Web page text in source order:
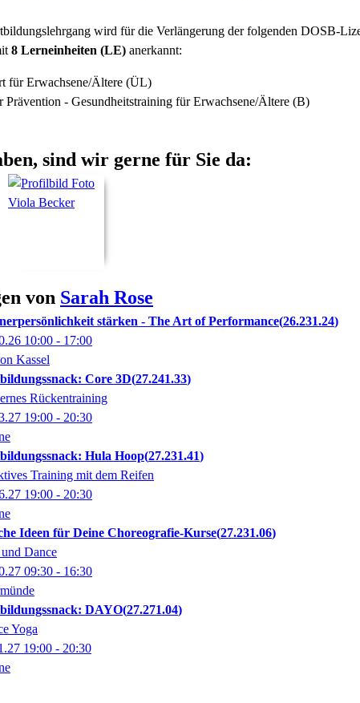
wird für die Verlängerung der folgenden DOSB-
8 Lerneinheiten (LE) anerkannt:
für Erwachsene/Ältere (ÜL)
- Gesundheitstraining für Erwachsene/Ältere (B)
sind wir gerne für Sie da:
von Sarah Rose
stärken - The Art of Performance 26.231.24
10:00 - 17:00
Kassel
Core 3D 27.241.33
Rückentraining
19:00 - 20:30
Hula Hoop 27.231.41
Training mit dem Reifen
19:00 - 20:30
Ideen für Deine Choreografie-Kurse 27.231.06
und Dance
09:30 - 16:30
DAYO 27.271.04
Yoga
19:00 - 20:30